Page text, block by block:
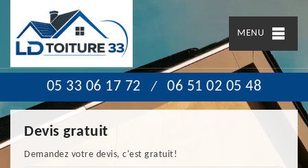
MENU
05 33 06 17 72 / 06 51 02 05 48
Devis gratuit
Demandez votre devis, c'est gratuit!